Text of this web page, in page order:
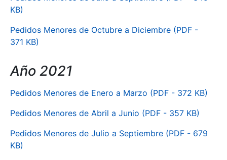
KB)
Pedidos Menores de Octubre a Diciembre (PDF -
371 KB)
Año 2021
Pedidos Menores de Enero a Marzo (PDF - 372 KB)
Pedidos Menores de Abril a Junio (PDF - 357 KB)
Pedidos Menores de Julio a Septiembre (PDF - 679
KB)